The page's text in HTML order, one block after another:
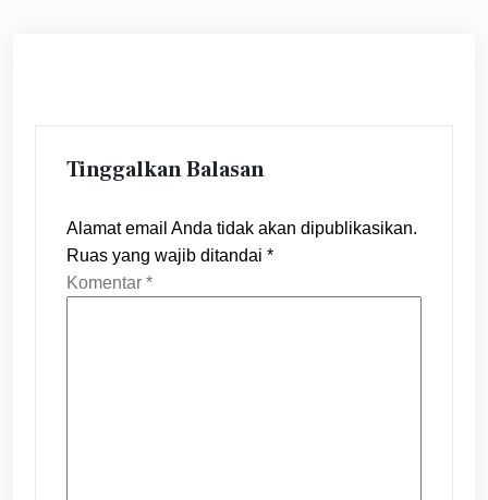
Tinggalkan Balasan
Alamat email Anda tidak akan dipublikasikan.
Ruas yang wajib ditandai *
Komentar *